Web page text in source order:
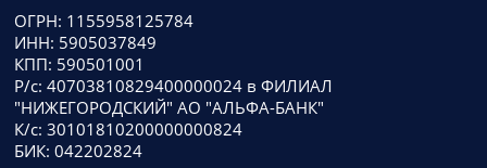
ОГРН: 1155958125784
ИНН: 5905037849
КПП: 590501001
Р/с: 40703810829400000024 в ФИЛИАЛ
"НИЖЕГОРОДСКИЙ" АО "АЛЬФА-БАНК"
К/с: 30101810200000000824
БИК: 042202824